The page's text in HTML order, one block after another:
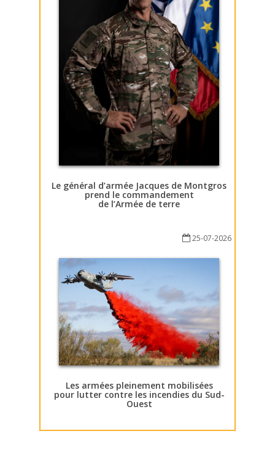
Le général d’armée Jacques de Montgros
prend le commandement
de l’Armée de terre
25-07-2026
Les armées pleinement mobilisées
pour lutter contre les incendies du Sud-
Ouest